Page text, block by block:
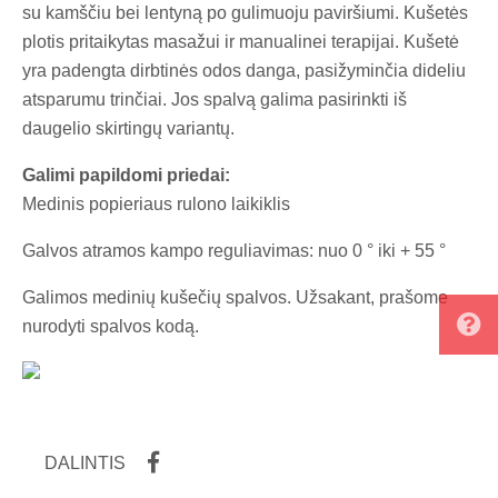
su kamščiu bei lentyną po gulimuoju paviršiumi. Kušetės
plotis pritaikytas masažui ir manualinei terapijai. Kušetė
yra padengta dirbtinės odos danga, pasižyminčia dideliu
atsparumu trinčiai. Jos spalvą galima pasirinkti iš
daugelio skirtingų variantų.
Galimi papildomi priedai:
Medinis popieriaus rulono laikiklis
Galvos atramos kampo reguliavimas: nuo 0 ° iki + 55 °
Galimos medinių kušečių spalvos. Užsakant, prašome
nurodyti spalvos kodą.
DALINTIS